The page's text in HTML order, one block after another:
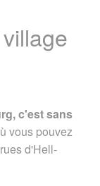
c'est sans
vous pouvez
d'Hell-